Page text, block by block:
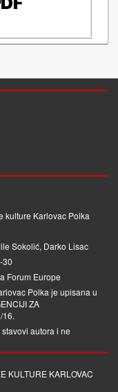
kulture Karlovac Polka
Sokolić, Darko Lisac
30
Forum Europe
Polka je upisana u
ZA
16.
autora i ne
KULTURE KARLOVAC